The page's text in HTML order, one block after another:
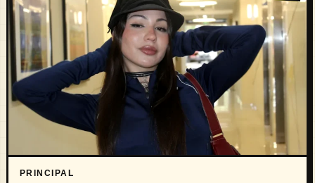
PRINCIPAL